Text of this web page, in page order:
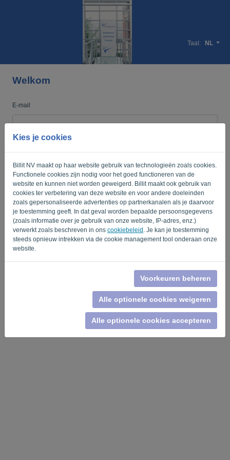
Kies je cookies
Billit NV maakt op haar website gebruik van technologieën zoals cookies.
Functionele cookies zijn nodig voor het goed functioneren van de
website en kunnen niet worden geweigerd. Billit maakt ook gebruik van
cookies ter verbetering van deze website en voor andere doeleinden
zoals gepersonaliseerde advertenties op partnerkanalen als je daarvoor
je toestemming geeft. In dat geval worden bepaalde persoonsgegevens
(zoals informatie over je gebruik van onze website, IP-adres, enz.)
verwerkt zoals beschreven in ons cookiebeleid . Je kan je toestemming
steeds opnieuw intrekken via de cookie management tool onderaan onze
website.
Voorkeuren beheren
Alle optionele cookies weigeren
Alle optionele cookies accepteren
Taal: NL
Welkom
E-mail
Wachtwoord
Herinner me Wachtwoord vergeten?
AANMELDEN